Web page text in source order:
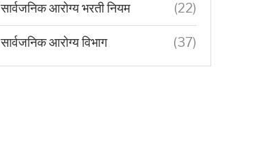
सार्वजनिक आरोग्य भरती नियम (22)
सार्वजनिक आरोग्य विभाग (37)